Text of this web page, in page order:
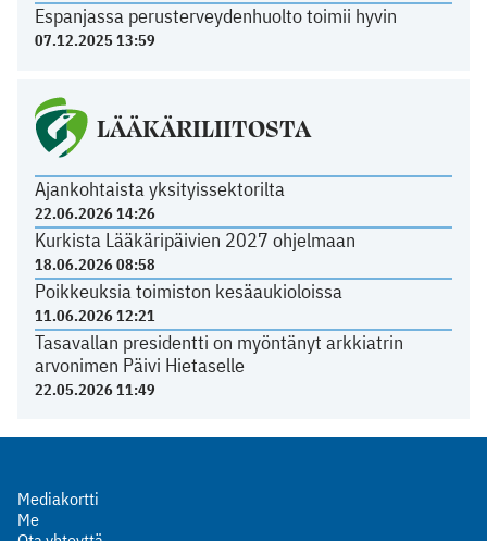
Espanjassa perusterveydenhuolto toimii hyvin
07.12.2025 13:59
LÄÄKÄRILIITOSTA
Ajankohtaista yksityissektorilta
22.06.2026 14:26
Kurkista Lääkäripäivien 2027 ohjelmaan
18.06.2026 08:58
Poikkeuksia toimiston kesäaukioloissa
11.06.2026 12:21
Tasavallan presidentti on myöntänyt arkkiatrin
arvonimen Päivi Hietaselle
22.05.2026 11:49
Mediakortti
Me